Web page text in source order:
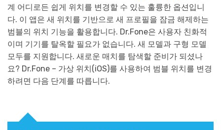
계 어디로든 쉽게 위치를 변경할 수 있는 훌륭한 옵션입니
다. 이 앱은 새 위치를 기반으로 새 프로필을 잠금 해제하는
범블의 위치 기능을 활용합니다. Dr.Fone은 사용자 친화적
이며 기기를 탈옥할 필요가 없습니다. 새 모델과 구형 모델
모두를 지원합니다. 새로운 매치를 탐색할 준비가 되셨나
요? Dr.Fone – 가상 위치(iOS)를 사용하여 범블 위치를 변경
하려면 다음 단계를 따릅니다.